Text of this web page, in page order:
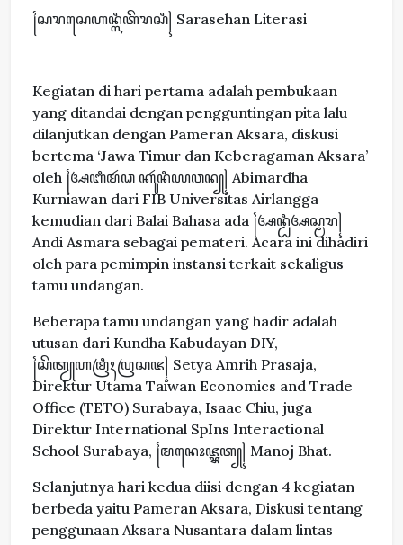
꧌ꦱꦫꦱꦺꦲꦤ꧀ꦭꦶꦠꦼꦫꦱꦶ꧍ Sarasehan Literasi
Kegiatan di hari pertama adalah pembukaan
yang ditandai dengan pengguntingan pita lalu
dilanjutkan dengan Pameran Aksara, diskusi
bertema ‘Jawa Timur dan Keberagaman Aksara’
oleh ꧌ꦄꦧꦶꦩꦂꦣ ꦏꦸꦂꦤꦶꦪꦮꦤ꧀꧍ Abimardha
Kurniawan dari FIB Universitas Airlangga
kemudian dari Balai Bahasa ada ꧌ꦄꦤ꧀ꦝꦶꦄꦱ꧀ꦩꦫ꧍
Andi Asmara sebagai pemateri. Acara ini dihadiri
oleh para pemimpin instansi terkait sekaligus
tamu undangan.
Beberapa tamu undangan yang hadir adalah
utusan dari Kundha Kabudayan DIY,
꧌ꦱꦼꦠꦾꦲꦩꦿꦶꦃꦥꦿꦱꦗ꧍ Setya Amrih Prasaja,
Direktur Utama Taiwan Economics and Trade
Office (TETO) Surabaya, Isaac Chiu, juga
Direktur International SpIns Interactional
School Surabaya, ꧌ꦩꦤꦺꦴꦗ꧀ꦨꦠ꧀꧍ Manoj Bhat.
Selanjutnya hari kedua diisi dengan 4 kegiatan
berbeda yaitu Pameran Aksara, Diskusi tentang
penggunaan Aksara Nusantara dalam lintas